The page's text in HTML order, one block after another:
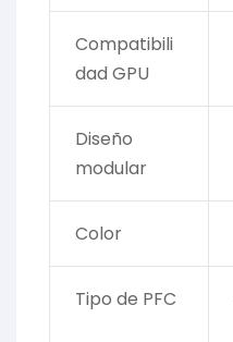
Compatibili
dad GPU
Diseño
modular
Color
Tipo de PFC